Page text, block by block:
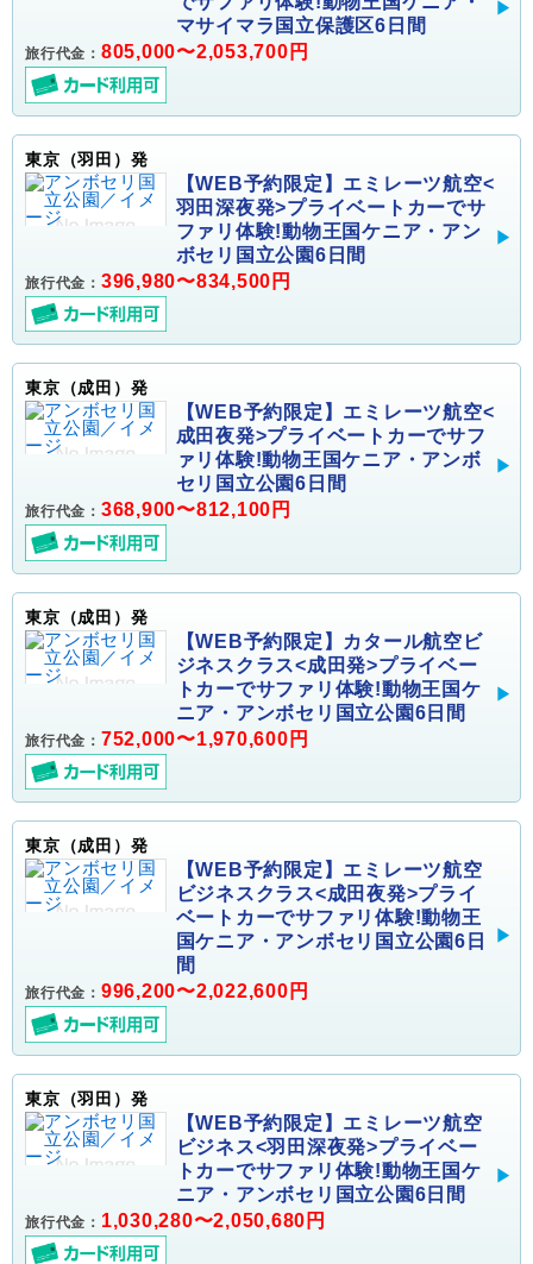
マサイマラ国立保護区6日間
旅行代金： 805,000〜2,053,700円
東京（羽田）発
【WEB予約限定】エミレーツ航空<
羽田深夜発>プライベートカーでサ
ファリ体験!動物王国ケニア・アン
ボセリ国立公園6日間
旅行代金： 396,980〜834,500円
東京（成田）発
【WEB予約限定】エミレーツ航空<
成田夜発>プライベートカーでサフ
ァリ体験!動物王国ケニア・アンボ
セリ国立公園6日間
旅行代金： 368,900〜812,100円
東京（成田）発
【WEB予約限定】カタール航空ビ
ジネスクラス<成田発>プライベー
トカーでサファリ体験!動物王国ケ
ニア・アンボセリ国立公園6日間
旅行代金： 752,000〜1,970,600円
東京（成田）発
【WEB予約限定】エミレーツ航空
ビジネスクラス<成田夜発>プライ
ベートカーでサファリ体験!動物王
国ケニア・アンボセリ国立公園6日
間
旅行代金： 996,200〜2,022,600円
東京（羽田）発
【WEB予約限定】エミレーツ航空
ビジネス<羽田深夜発>プライベー
トカーでサファリ体験!動物王国ケ
ニア・アンボセリ国立公園6日間
旅行代金： 1,030,280〜2,050,680円